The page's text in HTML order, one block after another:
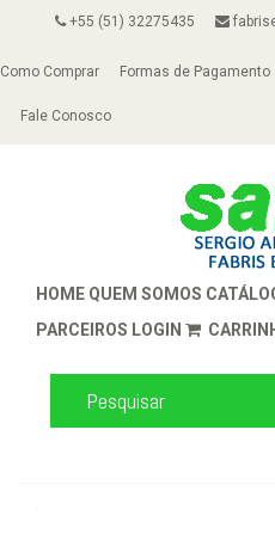
+55 (51) 32275435
Como Comprar Formas de Pagamento
Fale Conosco
HOME QUEM SOMOS
PARCEIROS LOGIN